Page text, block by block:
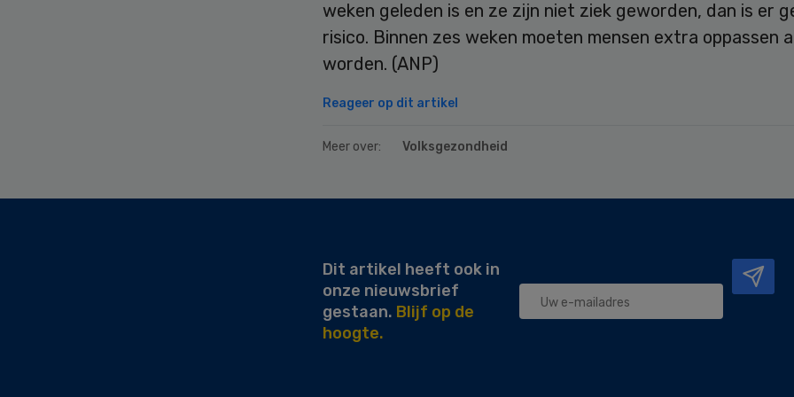
weken geleden is en ze zijn niet ziek geworden, dan is er
risico. Binnen zes weken moeten mensen extra oppassen
worden. (ANP)
Reageer op dit artikel
Meer over: Volksgezondheid
Dit artikel heeft ook in
onze nieuwsbrief
gestaan. Blijf op de
hoogte.